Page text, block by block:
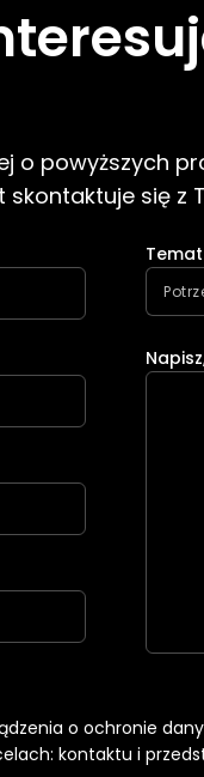
o powyższych
skontaktuje się
o ochronie
kontaktu i